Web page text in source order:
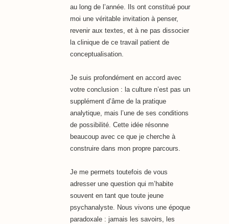
au long de l’année. Ils ont constitué pour
moi une véritable invitation à penser,
revenir aux textes, et à ne pas dissocier
la clinique de ce travail patient de
conceptualisation.
Je suis profondément en accord avec
votre conclusion : la culture n’est pas un
supplément d’âme de la pratique
analytique, mais l’une de ses conditions
de possibilité. Cette idée résonne
beaucoup avec ce que je cherche à
construire dans mon propre parcours.
Je me permets toutefois de vous
adresser une question qui m’habite
souvent en tant que toute jeune
psychanalyste. Nous vivons une époque
paradoxale : jamais les savoirs, les